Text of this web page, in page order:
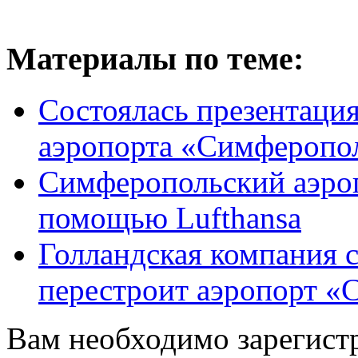
Материалы по теме:
Состоялась
аэропорта
Симферопольский
помощью Lufthansa
Голландская компания
перестроит аэропорт
Вам необходимо